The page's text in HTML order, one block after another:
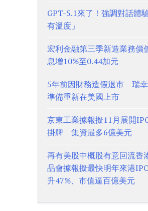
GPT-5.1來了！強調對話體
有溫度」
宏利金融第三季新造業務
息增10%至0.44加元
5年前因財務造假退市 瑞幸
準備重新在美國上市
京東工業據報擬11月展開
掛牌 集資最多6億美元
再有美股中概股有意回流
品會據報擬最快明年來港
升47%、市值逼百億美元